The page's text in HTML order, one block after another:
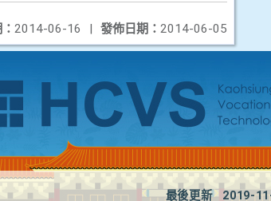
發佈日期： 2014-06-05
2014-06-16 |
最後更新 2019-